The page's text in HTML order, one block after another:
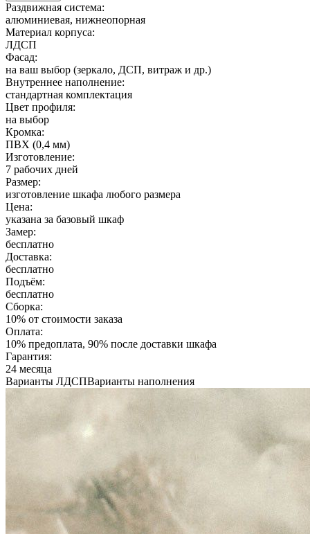
Раздвижная система:
алюминиевая, нижнеопорная
Материал корпуса:
ЛДСП
Фасад:
на ваш выбор (зеркало, ДСП, витраж и др.)
Внутреннее наполнение:
стандартная комплектация
Цвет профиля:
на выбор
Кромка:
ПВХ (0,4 мм)
Изготовление:
7 рабочих дней
Размер:
изготовление шкафа любого размера
Цена:
указана за базовый шкаф
Замер:
бесплатно
Доставка:
бесплатно
Подъём:
бесплатно
Сборка:
10% от стоимости заказа
Оплата:
10% предоплата, 90% после доставки шкафа
Гарантия:
24 месяца
Варианты ЛДСПВарианты наполнения